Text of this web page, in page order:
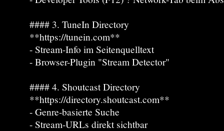
#### 3. TuneIn Directory
**https://tunein.com**
- Stream-Info im Seitenquelltext
- Browser-Plugin "Stream Detector"
#### 4. Shoutcast Directory
**https://directory.shoutcast.com**
- Genre-basierte Suche
- Stream-URLs direkt sichtbar